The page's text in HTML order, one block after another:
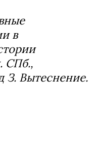
в
СПб.,
З. Вытеснение.